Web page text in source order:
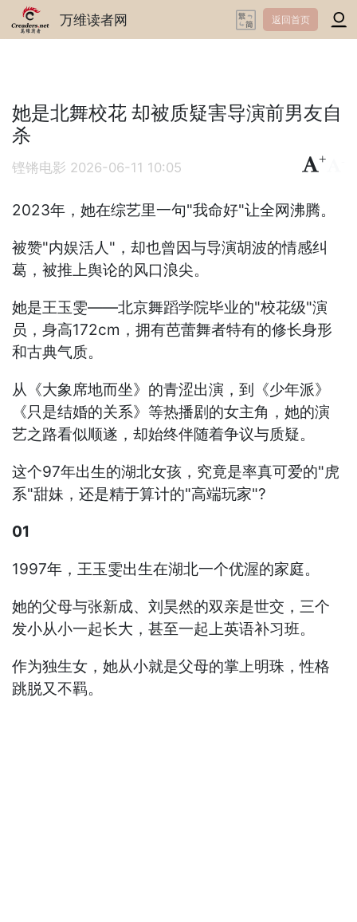
万维读者网 返回首页
她是北舞校花 却被质疑害导演前男友自
杀
铿锵电影 2026-06-11 10:05
+
2023年，她在综艺里一句"我命好"让全网沸腾。
被赞"内娱活人"，却也曾因与导演胡波的情感纠
葛，被推上舆论的风口浪尖。
她是王玉雯——北京舞蹈学院毕业的"校花级"演
员，身高172cm，拥有芭蕾舞者特有的修长身形
和古典气质。
从《大象席地而坐》的青涩出演，到《少年派》
《只是结婚的关系》等热播剧的女主角，她的演
艺之路看似顺遂，却始终伴随着争议与质疑。
这个97年出生的湖北女孩，究竟是率真可爱的"虎
系"甜妹，还是精于算计的"高端玩家"?
01
1997年，王玉雯出生在湖北一个优渥的家庭。
她的父母与张新成、刘昊然的双亲是世交，三个
发小从小一起长大，甚至一起上英语补习班。
作为独生女，她从小就是父母的掌上明珠，性格
跳脱又不羁。